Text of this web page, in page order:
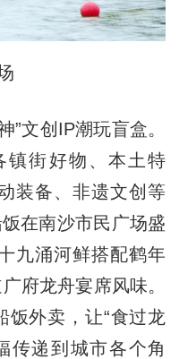
文创IP潮玩盲盒。
镇街好物、本土特
装备、非遗文创等
在南沙市民广场盛
九涌河鲜搭配鹤年
府龙舟宴席风味。
饭外卖，让“食过龙
传递到城市各个角